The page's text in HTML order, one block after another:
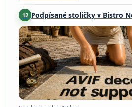
12 Podpísané stoličky v Bistro
Stockholms län·19 km